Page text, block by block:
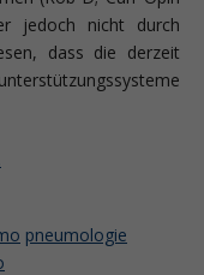
jedoch nicht durch
dass die derzeit
pneumologie